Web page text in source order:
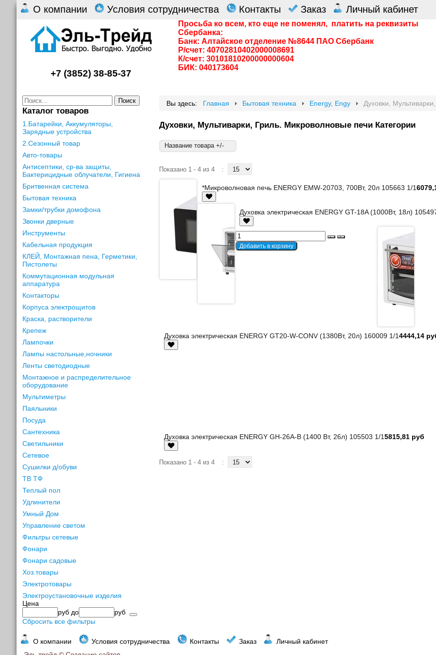
О компании Условия сотрудничества Контакты Заказ Личный кабинет
Просьба ко всем, кто еще не поменял, платить на реквизиты
Сбербанка:
Банк: Алтайское отделение №8644 ПАО Сбербанк
Р/счет: 40702810402000008691
К/счет: 30101810200000000604
БИК: 040173604
+7 (3852) 38-85-37
Поиск
Каталог товаров
1.Батарейки, Аккумуляторы,
Зарядные устройства
2.Сезонный товар
Авто-товары
Антисептики, ср-ва защиты,
Бактерицидные облучатели, Гигиена
Бритвенная система
Бытовая техника
Замки/трубки домофона
Звонки дверные
Инструменты
Кабельная продукция
КЛЕЙ, Монтажная пена, Герметики,
Пистолеты
Коммутационная модульная
аппаратура
Контакторы
Корпуса электрощитов
Краска, растворители
Крепеж
Лампочки
Лампы настольные,ночники
Ленты светодиодные
Монтажное и распределительное
оборудование
Мультиметры
Паяльники
Посуда
Сантехника
Светильники
Сетевое
Сушилки д/обуви
ТВ ТФ
Теплый пол
Удлинители
Умный Дом
Управление светом
Фильтры сетевые
Фонари
Фонари садовые
Хоз.товары
Электротовары
Электроустановочные изделия
Цена
руб до
руб
Сбросить все фильтры
Вы здесь: Главная Бытовая техника Energy, Engy Духовки,
Духовки, Мультиварки, Гриль. Микроволновые печи Категории
Название товара +/-
Показано 1 - 4 из 4 :
*Микроволновая печь ENERGY EMW-20703, 700Вт, 20л 105663 1/1
Духовка электрическая ENERGY GT-18A (1000Вт, 18л)
Духовка электрическая ENERGY GT20-W-CONV (1380Вт, 20л) 160009 1/14444,14
Духовка электрическая ENERGY GН-26A-B (1400 Вт, 26л) 105503 1/15815,81 руб
Показано 1 - 4 из 4 :
О компании Условия сотрудничества Контакты Заказ
Личный кабинет